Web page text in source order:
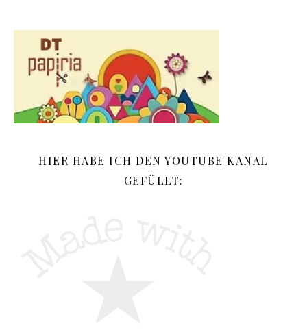
HIER HABE ICH DEN YOUTUBE KANAL
GEFÜLLT: